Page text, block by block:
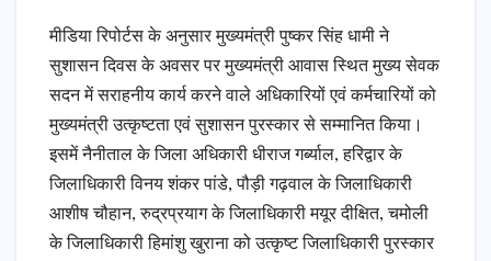
मीडिया रिपोर्टस के अनुसार मुख्यमंत्री पुष्कर सिंह धामी ने
सुशासन दिवस के अवसर पर मुख्यमंत्री आवास स्थित मुख्य सेवक
सदन में सराहनीय कार्य करने वाले अधिकारियों एवं कर्मचारियों को
मुख्यमंत्री उत्कृष्टता एवं सुशासन पुरस्कार से सम्मानित किया।
इसमें नैनीताल के जिला अधिकारी धीराज गर्ब्याल, हरिद्वार के
जिलाधिकारी विनय शंकर पांडे, पौड़ी गढ़वाल के जिलाधिकारी
आशीष चौहान, रुद्रप्रयाग के जिलाधिकारी मयूर दीक्षित, चमोली
के जिलाधिकारी हिमांशु खुराना को उत्कृष्ट जिलाधिकारी पुरस्कार